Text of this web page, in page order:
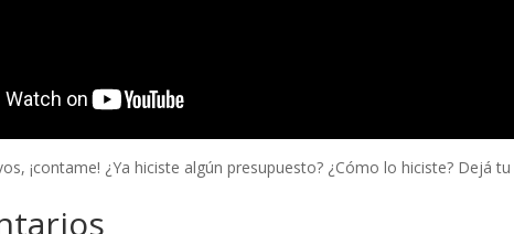
¡contame! ¿Ya hiciste algún presupuesto? ¿Cómo lo hiciste? Dejá